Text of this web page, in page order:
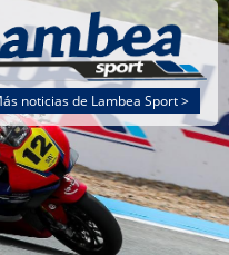
noticias de Lambea Sport >